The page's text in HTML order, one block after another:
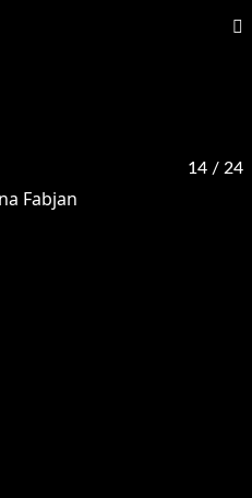
14 / 24